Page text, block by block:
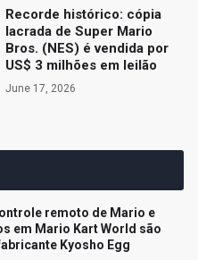
Recorde histórico: cópia
lacrada de Super Mario
Bros. (NES) é vendida por
US$ 3 milhões em leilão
June 17, 2026
remoto de Mario e
em Mario Kart World são
Kyosho Egg